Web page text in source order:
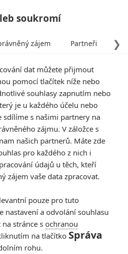
Trailer na
herní legendy
11:15
soukromí
❯
zájem Partneři
dat můžete přijmout
pomocí tlačítek níže nebo
souhlasy zapnutím nebo
je u každého účelu nebo
sdílíme s našimi partnery na
zájmu. V záložce s
našich partnerů. Máte zde
pro každého z nich i
údajů u těch, kteří
zájem vaše data zpracovat.
pouze pro tuto
nastavení a odvolání souhlasu
stránce s ochranou
na tlačítko Správa
rohu.